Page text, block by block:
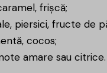
frișcă;
piersici, fructe de
cocos;
amare sau citrice.